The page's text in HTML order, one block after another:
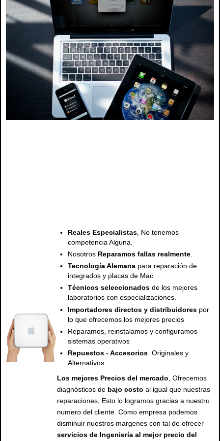
Reales Especialistas , No tenemos
competencia Alguna.
Nosotros Reparamos fallas realmente
Tecnología Alemana para reparación de
integrados y placas de Mac
Técnicos seleccionados de los mejores
laboratorios con especializaciones.
Importadores directos y distribuidores por
lo que ofrecemos los mejores precios
Reparamos, reinstalamos y configuramos
sistemas operativos
Repuestos - AccesoriosOriginales y
Alternativos
Los mejores Precios del mercado , Ofrecemos
diagnósticos de bajo costo al igual que nuestras
reparaciones, Esto lo logramos gracias a nuestro
numero del cliente. Como empresa podemos
disminuir nuestros margenes con tal de ofrecer
servicios de Ingeniería al mejor precio del